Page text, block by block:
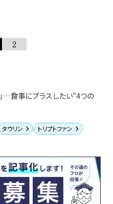
2
…食事にプラスしたい“4つの
タウリン
トリプトファン